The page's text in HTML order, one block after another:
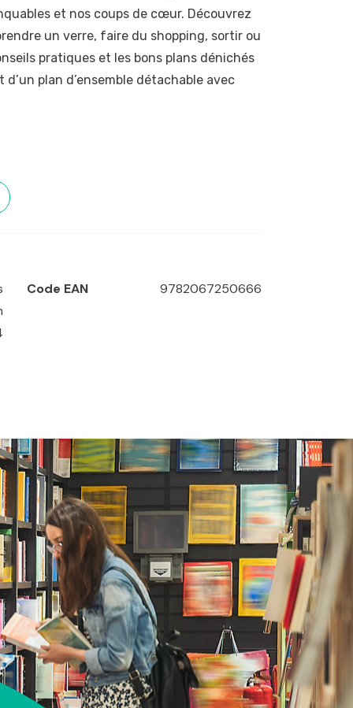
et nos coups de cœur. Découvrez
un verre, faire du shopping, sortir ou
pratiques et les bons plans dénichés
plan d’ensemble détachable avec
Code EAN 9782067250666